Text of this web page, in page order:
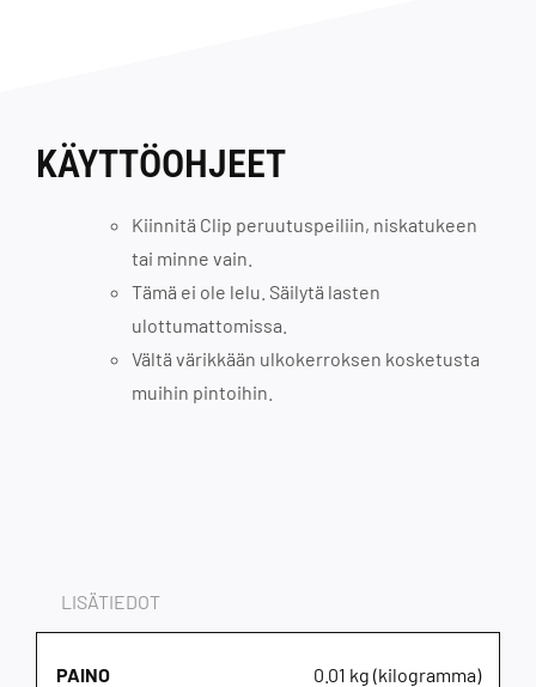
KÄYTTÖOHJEET
Kiinnitä Clip peruutuspeiliin, niskatukeen
tai minne vain.
Tämä ei ole lelu. Säilytä lasten
ulottumattomissa.
Vältä värikkään ulkokerroksen kosketusta
muihin pintoihin.
LISÄTIEDOT
PAINO 0.01 kg (kilogramma)